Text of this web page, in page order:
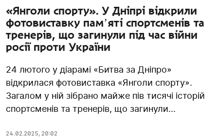
«Янголи спорту». У Дніпрі відкрили
фотовиставку памʼяті спортсменів та
тренерів, що загинули під час війни
росії проти України
24 лютого у діарамі «Битва за Дніпро»
відкрилася фотовиставка «Янголи спорту».
Загалом у ній зібрано майже пів тисячі історій
спортсменів та тренерів, що загинули...
24.02.2025, 20:02